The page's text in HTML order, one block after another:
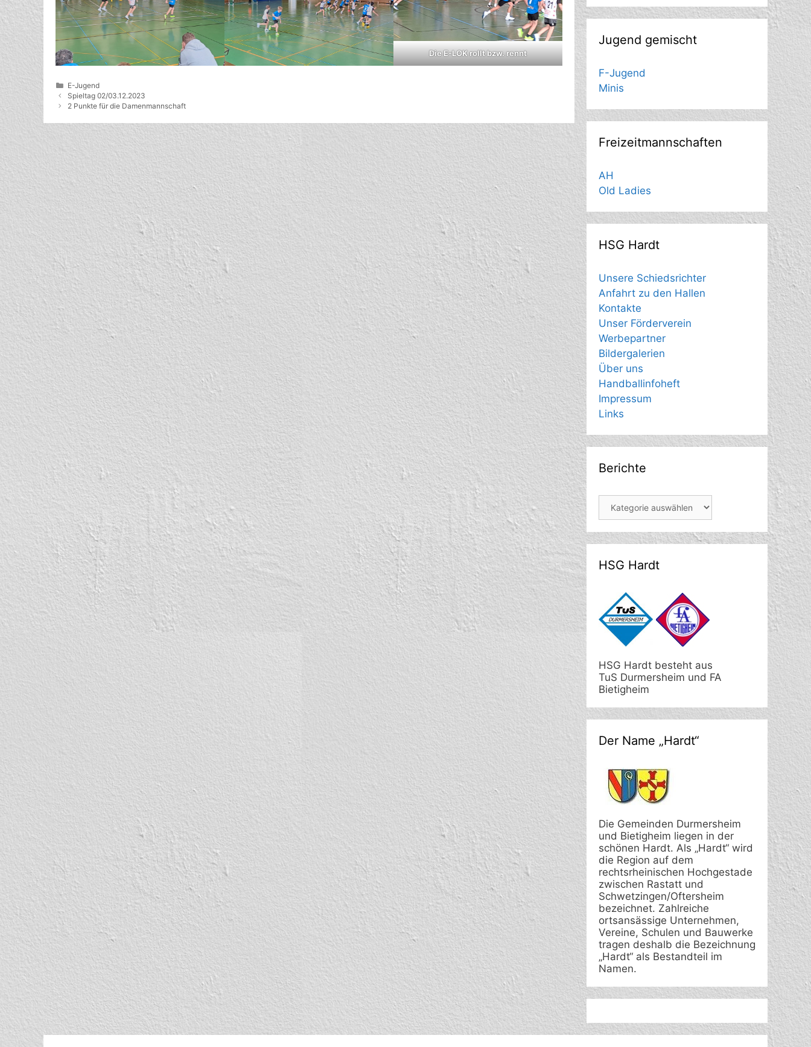
Die E-LOK rollt bzw. rennt
Kategorien
E-Jugend
Spieltag 02/03.12.2023
2 Punkte für die Damenmannschaft
Jugend gemischt
F-Jugend
Minis
Freizeitmannschaften
AH
Old Ladies
HSG Hardt
Unsere Schiedsrichter
Anfahrt zu den Hallen
Kontakte
Unser Förderverein
Werbepartner
Bildergalerien
Über uns
Handballinfoheft
Impressum
Links
Berichte
HSG Hardt
HSG Hardt besteht aus
TuS Durmersheim und FA
Bietigheim
Der Name „Hardt“
Die Gemeinden Durmersheim
und Bietigheim liegen in der
schönen Hardt. Als „Hardt“ wird
die Region auf dem
rechtsrheinischen Hochgestade
zwischen Rastatt und
Schwetzingen/Oftersheim
bezeichnet. Zahlreiche
ortsansässige Unternehmen,
Vereine, Schulen und Bauwerke
tragen deshalb die Bezeichnung
„Hardt“ als Bestandteil im
Namen.